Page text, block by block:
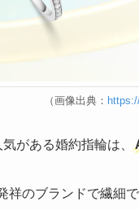
（画像出典：
がある婚約指輪は、
祥のブランドで繊細